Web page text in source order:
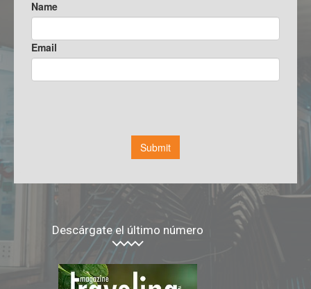
Descárgate el último número